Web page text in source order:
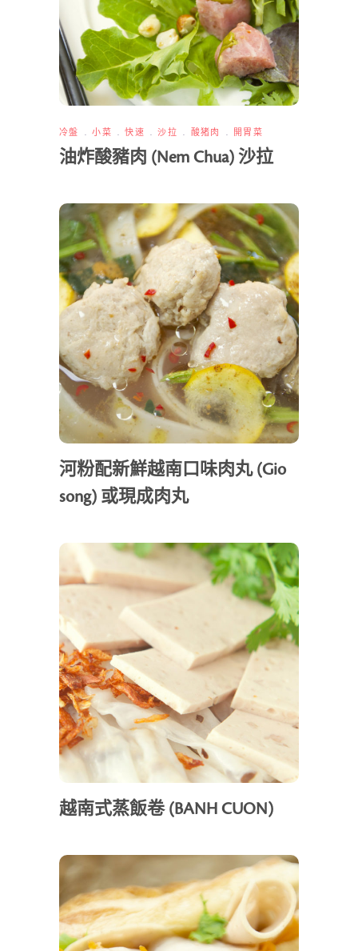
冷盤 小菜 快速 沙拉 酸猪肉 開胃菜
油炸酸豬肉 (Nem Chua) 沙拉
河粉配新鮮越南口味肉丸 (Gio
song) 或現成肉丸
越南式蒸飯卷 (BANH CUON)